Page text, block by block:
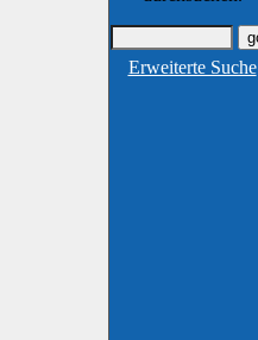
Erweiterte Suche